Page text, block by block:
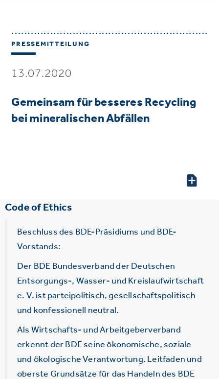
PRESSEMITTEILUNG
13.07.2020
Gemeinsam für besseres Recycling
bei mineralischen Abfällen
Code of Ethics
Beschluss des BDE-Präsidiums und BDE-
Vorstands:
Der BDE Bundesverband der Deutschen
Entsorgungs-, Wasser- und Kreislaufwirtschaft
e. V. ist parteipolitisch, gesellschaftspolitisch
und konfessionell neutral.
Als Wirtschafts- und Arbeitgeberverband
erkennt der BDE seine ökonomische, soziale
und ökologische Verantwortung. Leitfaden und
oberste Grundsätze für das Handeln des BDE